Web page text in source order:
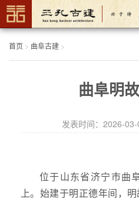
首页 > 曲阜古建 >
曲阜明
发表时间：2026-
位于山东省济宁市曲
上。始建于明正德年间，明